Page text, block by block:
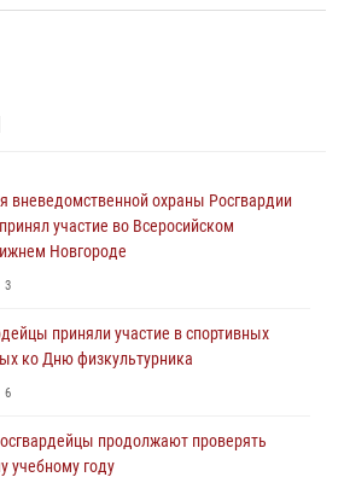
вневедомственной охраны Росгвардии
участие во Всеросийском
Новгороде
3
приняли участие в спортивных
ко Дню физкультурника
6
продолжают проверять
учебному году